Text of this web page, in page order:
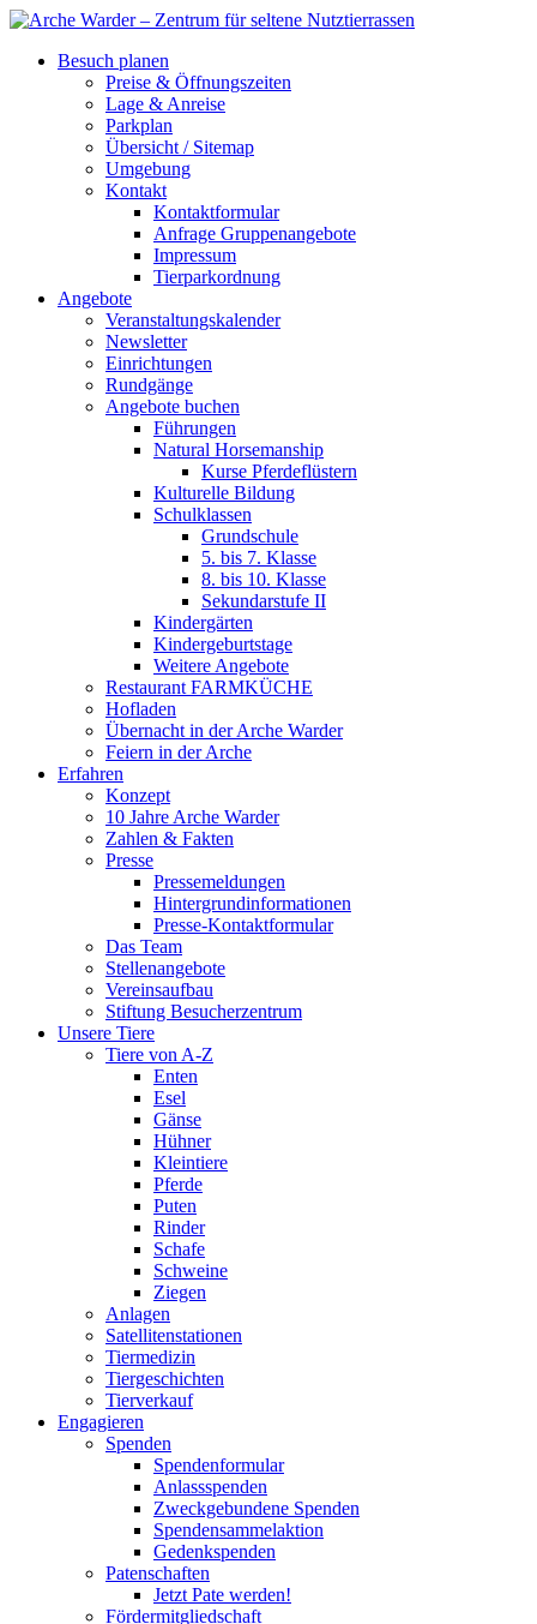
Besuch planen
Preise & Öffnungszeiten
Lage & Anreise
Parkplan
Übersicht / Sitemap
Umgebung
Kontakt
Kontaktformular
Anfrage Gruppenangebote
Impressum
Tierparkordnung
Angebote
Veranstaltungskalender
Newsletter
Einrichtungen
Rundgänge
Angebote buchen
Führungen
Natural Horsemanship
Kurse Pferdeflüstern
Kulturelle Bildung
Schulklassen
Grundschule
5. bis 7. Klasse
8. bis 10. Klasse
Sekundarstufe II
Kindergärten
Kindergeburtstage
Weitere Angebote
Restaurant FARMKÜCHE
Hofladen
Übernacht in der Arche Warder
Feiern in der Arche
Erfahren
Konzept
10 Jahre Arche Warder
Zahlen & Fakten
Presse
Pressemeldungen
Hintergrundinformationen
Presse-Kontaktformular
Das Team
Stellenangebote
Vereinsaufbau
Stiftung Besucherzentrum
Unsere Tiere
Tiere von A-Z
Enten
Esel
Gänse
Hühner
Kleintiere
Pferde
Puten
Rinder
Schafe
Schweine
Ziegen
Anlagen
Satellitenstationen
Tiermedizin
Tiergeschichten
Tierverkauf
Engagieren
Spenden
Spendenformular
Anlassspenden
Zweckgebundene Spenden
Spendensammelaktion
Gedenkspenden
Patenschaften
Jetzt Pate werden!
Fördermitgliedschaft